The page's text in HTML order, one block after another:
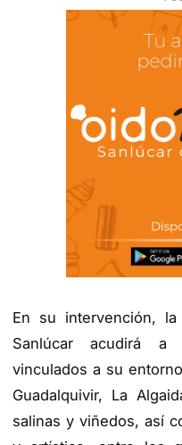
En su intervención,
Sanlúcar acudirá a
vinculados a su
Guadalquivir, La
salinas y viñedos, así